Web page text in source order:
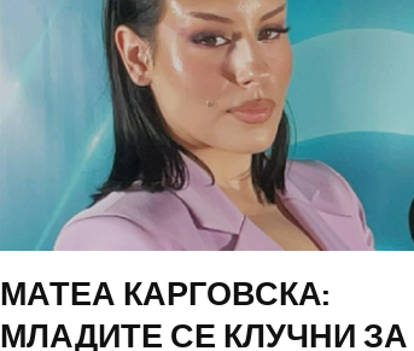
МАТЕА КАРГОВСКА:
МЛАДИТЕ СЕ КЛУЧНИ ЗА